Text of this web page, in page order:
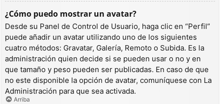
¿Cómo puedo mostrar un avatar?
Desde su Panel de Control de Usuario, haga clic en “Perfil”
puede añadir un avatar utilizando uno de los siguientes
cuatro métodos: Gravatar, Galería, Remoto o Subida. Es la
administración quien decide si se pueden usar o no y en
que tamaño y peso pueden ser publicadas. En caso de que
no este disponible la opción de avatar, comuníquese con La
Administración para que sea activada.
Arriba